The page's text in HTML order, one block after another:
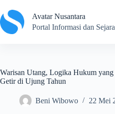
to
content
Avatar Nusantara
Portal Informasi dan
Warisan Utang, Logika Hukum yang
Getir di Ujung Tahun
Beni Wibowo 22 Mei